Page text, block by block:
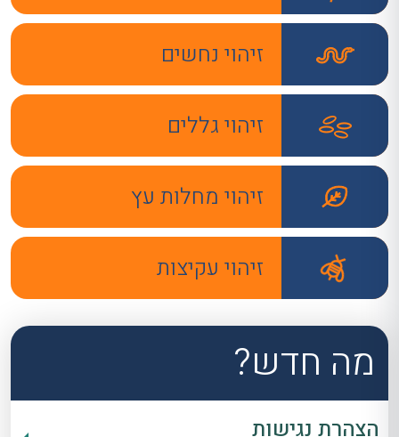
זיהוי נחשים
זיהוי גללים
זיהוי מחלות עץ
זיהוי עקיצות
מה חדש?
הצהרת נגישות